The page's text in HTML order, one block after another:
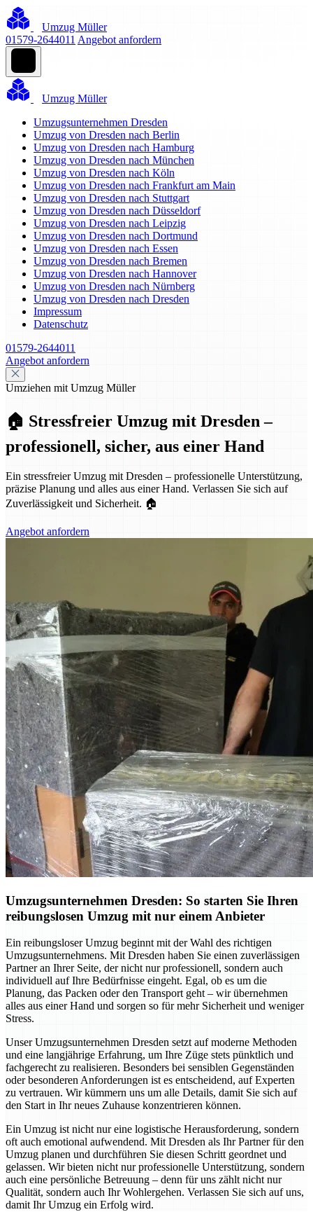
Umzug Müller
01579-2644011 Angebot anfordern
Umzug Müller
Umzugsunternehmen Dresden
Umzug von Dresden nach Berlin
Umzug von Dresden nach Hamburg
Umzug von Dresden nach München
Umzug von Dresden nach Köln
Umzug von Dresden nach Frankfurt am Main
Umzug von Dresden nach Stuttgart
Umzug von Dresden nach Düsseldorf
Umzug von Dresden nach Leipzig
Umzug von Dresden nach Dortmund
Umzug von Dresden nach Essen
Umzug von Dresden nach Bremen
Umzug von Dresden nach Hannover
Umzug von Dresden nach Nürnberg
Umzug von Dresden nach Dresden
Impressum
Datenschutz
01579-2644011
Angebot anfordern
Umziehen mit Umzug Müller
🏠 Stressfreier Umzug mit Dresden –
professionell, sicher, aus einer Hand
Ein stressfreier Umzug mit Dresden – professionelle Unterstützung,
präzise Planung und alles aus einer Hand. Verlassen Sie sich auf
Zuverlässigkeit und Sicherheit. 🏠
Angebot anfordern
Umzugsunternehmen Dresden: So starten Sie Ihren
reibungslosen Umzug mit nur einem Anbieter
Ein reibungsloser Umzug beginnt mit der Wahl des richtigen
Umzugsunternehmens. Mit Dresden haben Sie einen zuverlässigen
Partner an Ihrer Seite, der nicht nur professionell, sondern auch
individuell auf Ihre Bedürfnisse eingeht. Egal, ob es um die
Planung, das Packen oder den Transport geht – wir übernehmen
alles aus einer Hand und sorgen so für mehr Sicherheit und weniger
Stress.
Unser Umzugsunternehmen Dresden setzt auf moderne Methoden
und eine langjährige Erfahrung, um Ihre Züge stets pünktlich und
fachgerecht zu realisieren. Besonders bei sensiblen Gegenständen
oder besonderen Anforderungen ist es entscheidend, auf Experten
zu vertrauen. Wir kümmern uns um alle Details, damit Sie sich auf
den Start in Ihr neues Zuhause konzentrieren können.
Ein Umzug ist nicht nur eine logistische Herausforderung, sondern
oft auch emotional aufwendend. Mit Dresden als Ihr Partner für den
Umzug planen und durchführen Sie diesen Schritt geordnet und
gelassen. Wir bieten nicht nur professionelle Unterstützung, sondern
auch eine persönliche Betreuung – denn für uns zählt nicht nur
Qualität, sondern auch Ihr Wohlergehen. Verlassen Sie sich auf uns,
damit Ihr Umzug ein Erfolg wird.